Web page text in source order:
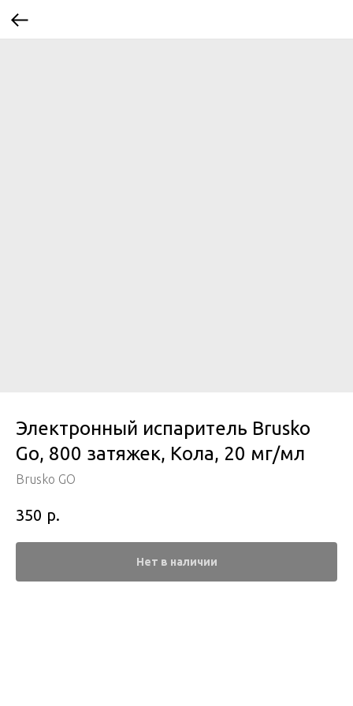
Электронный испаритель Brusko
Go, 800 затяжек, Кола, 20 мг/мл
Brusko GO
350 р.
Нет в наличии